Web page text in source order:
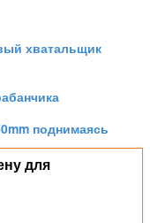
хватальщик
поднимаясь
для